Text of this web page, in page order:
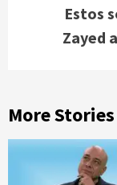
Estos
Zayed
More Stories